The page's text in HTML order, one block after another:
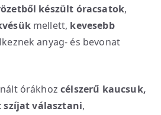
készült óracsatok,
mellett, kevesebb
anyag- és bevonat
órákhozcélszerű kaucsuk,
szíjat választani,